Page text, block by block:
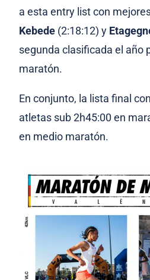
a esta entry list con
Kebede (2:18:12) y
segunda clasificada el año
maratón.
En conjunto, la lista final
atletas sub 2h45:00 en
en medio maratón.